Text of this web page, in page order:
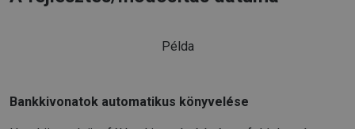
Példa
Bankkivonatok automatikus könyvelése